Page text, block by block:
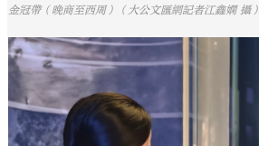
金冠帶（晚商至西周）（大公文匯網記者江鑫嫻 攝）